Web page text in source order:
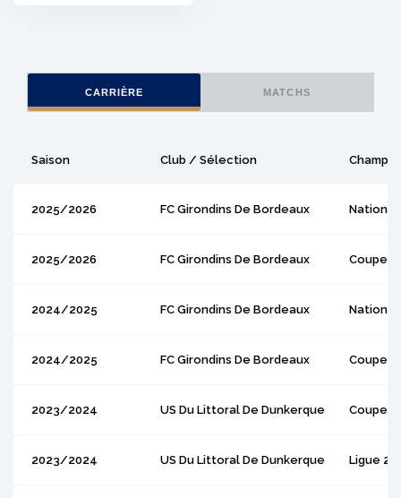
CARRIÈRE MATCHS
Saison Club / Sélection
2025/2026 FC Girondins De Bordeaux National
2025/2026 FC Girondins De Bordeaux Coupe
2024/2025 FC Girondins De Bordeaux National
2024/2025 FC Girondins De Bordeaux Coupe
2023/2024 US Du Littoral De Dunkerque Coupe
2023/2024 US Du Littoral De Dunkerque Ligue 2